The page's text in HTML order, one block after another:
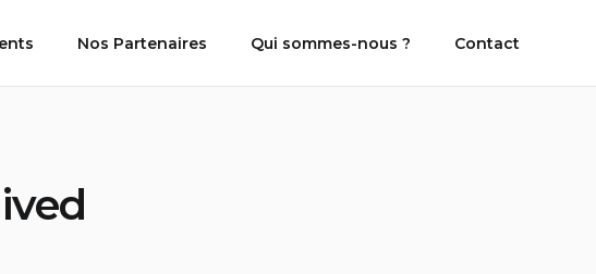
Nos Partenaires Qui sommes-nous ? Contact